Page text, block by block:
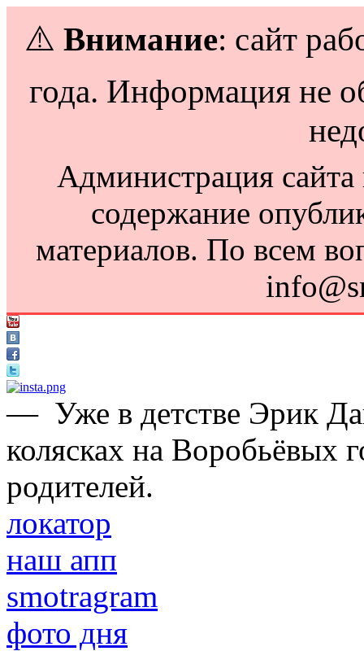
⚠️ Внимание: сайт
года. Информация не
Администрация сайта
содержание
материалов. По всем
— Уже в детстве Эрик
колясках на Воробьёвых
родителей.
локатор
наш апп
smotragram
фото дня